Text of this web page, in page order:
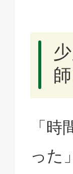
師
「
った